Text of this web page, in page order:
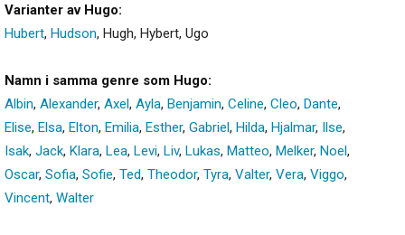
Varianter av Hugo:
Hubert, Hudson, Hugh, Hybert, Ugo
Namn i samma genre som Hugo:
Albin, Alexander, Axel, Ayla, Benjamin, Celine, Cleo, Dante,
Elise, Elsa, Elton, Emilia, Esther, Gabriel, Hilda, Hjalmar, Ilse,
Isak, Jack, Klara, Lea, Levi, Liv, Lukas, Matteo, Melker, Noel,
Oscar, Sofia, Sofie, Ted, Theodor, Tyra, Valter, Vera, Viggo,
Vincent, Walter